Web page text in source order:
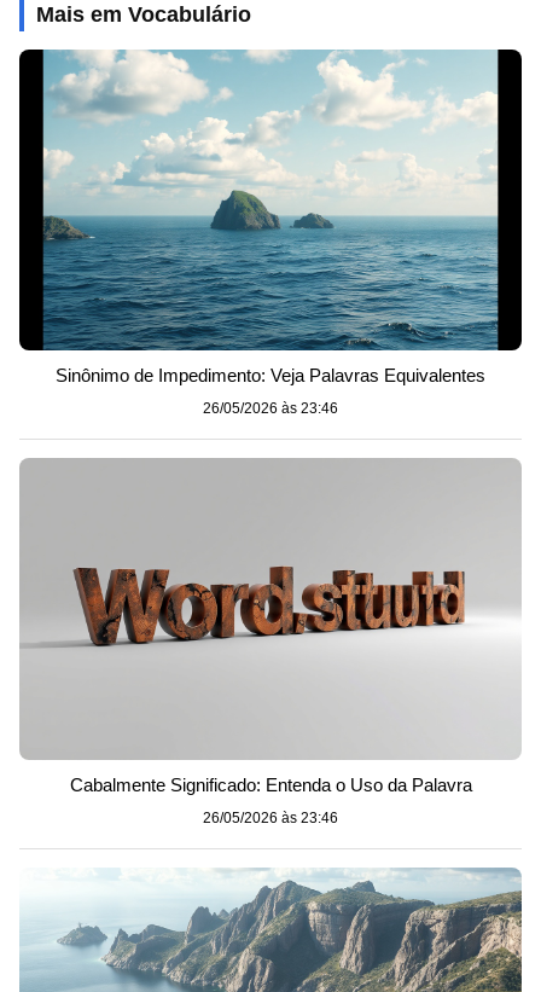
Mais em Vocabulário
Sinônimo de Impedimento: Veja Palavras Equivalentes
26/05/2026 às 23:46
Cabalmente Significado: Entenda o Uso da Palavra
26/05/2026 às 23:46